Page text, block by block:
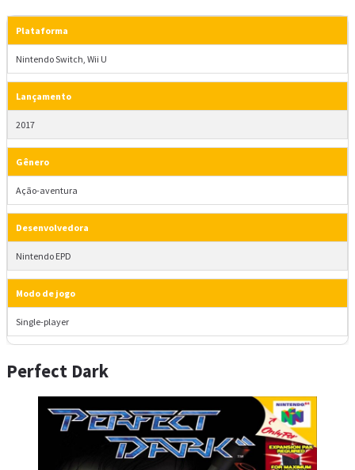
Plataforma
Nintendo Switch, Wii U
Lançamento
2017
Gênero
Ação-aventura
Desenvolvedora
Nintendo EPD
Modo de jogo
Single-player
Perfect Dark